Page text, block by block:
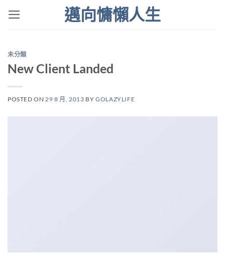
邁向慵懶人生
未分類
New Client Landed
POSTED ON29 8 月, 2013 BYGOLAZYLIFE